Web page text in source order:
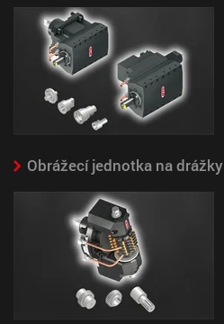
Obrážecí jednotka na drážky